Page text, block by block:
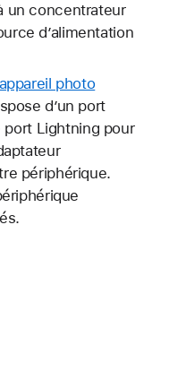
un concentrateur
d’alimentation
photo
d’un port
Lightning pour
périphérique.